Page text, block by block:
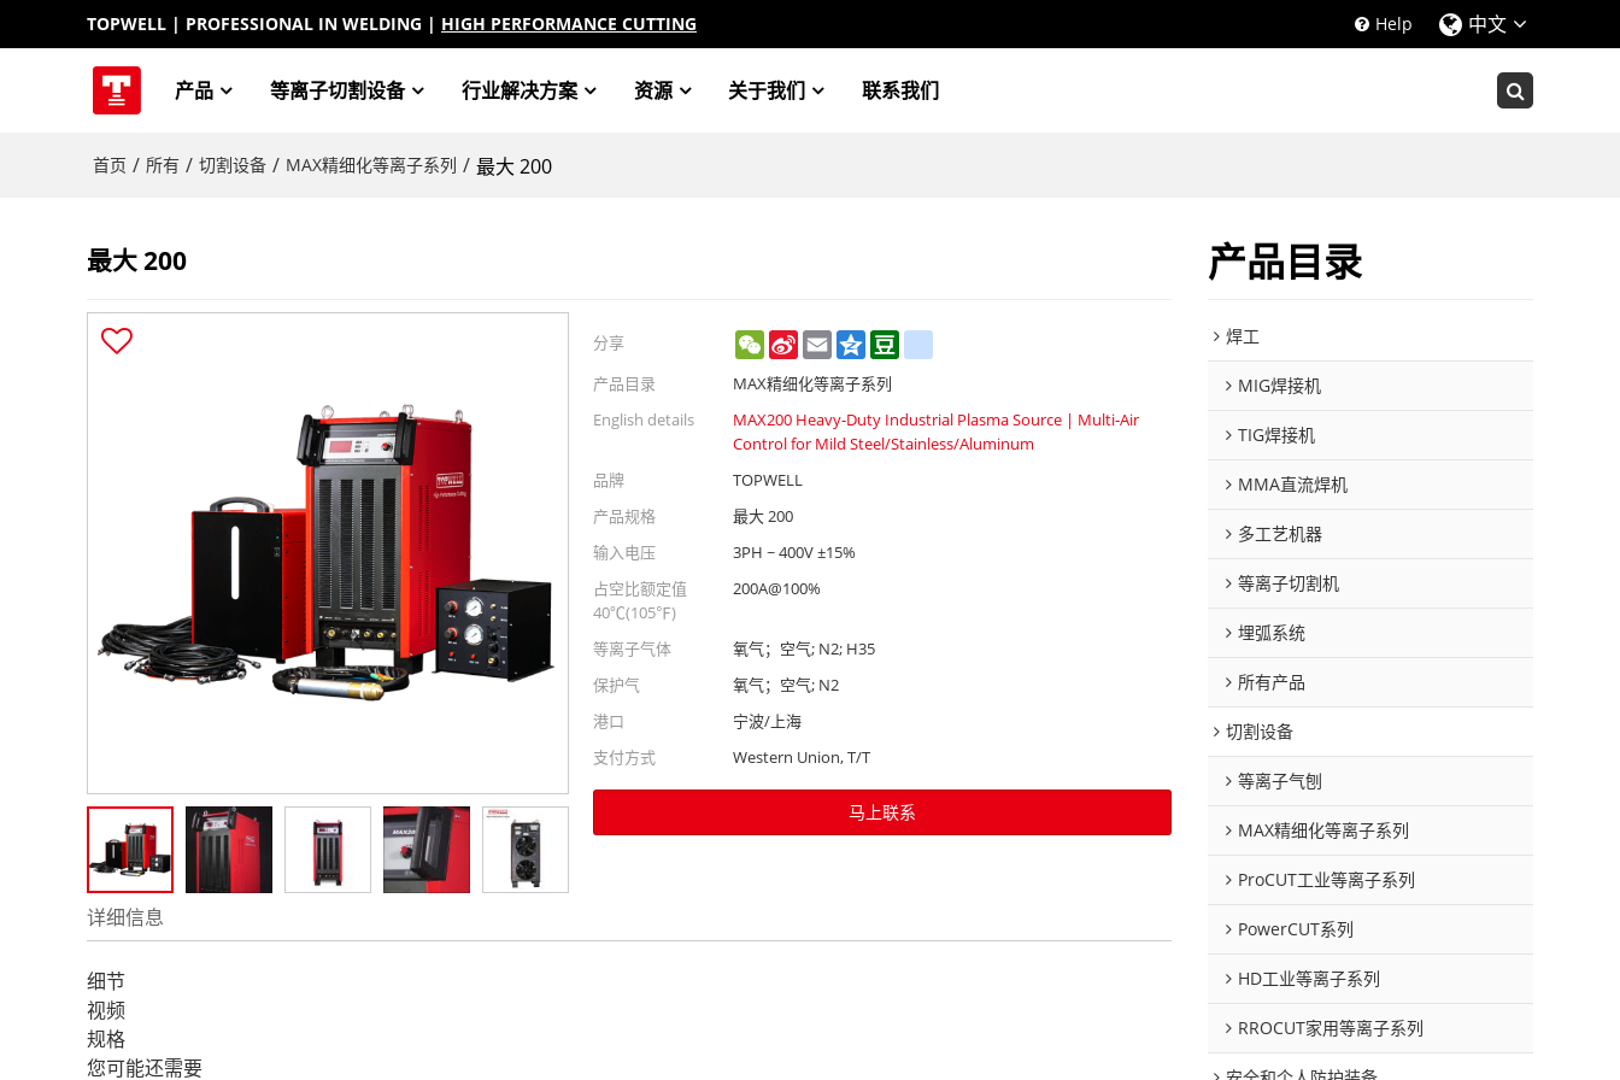
TOPWELL | PROFESSIONAL IN WELDING | HIGH PERFORMANCE CUTTING Help 中文
产品 等离子切割设备 行业解决方案 资源 关于我们 联系我们
首页 / 所有 / 切割设备 / MAX精细化等离子系列 / 最大 200
最大 200
分享 WeChat
Sina
Weibo
Email Qzone
产品目录
MAX精细化等离子系列
English details
MAX200 Heavy‑Duty Industrial Plasma Source | Multi‑Air
Control for Mild Steel/Stainless/Aluminum
品牌
TOPWELL
产品规格
最大 200
输入电压
3PH ~ 400V ±15%
占空比额定值
40℃(105℉)
200A@100%
等离子气体
氧气；空气; N2; H35
保护气
氧气；空气; N2
港口
宁波/上海
支付方式
Western Union, T/T
马上联系
详细信息
细节
视频
规格
您可能还需要
产品目录
焊工
MIG焊接机
TIG焊接机
MMA直流焊机
多工艺机器
等离子切割机
埋弧系统
所有产品
切割设备
等离子气刨
MAX精细化等离子系列
ProCUT工业等离子系列
PowerCUT系列
HD工业等离子系列
RROCUT家用等离子系列